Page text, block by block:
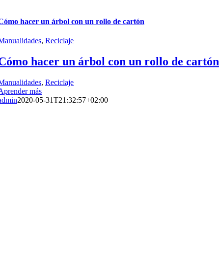
hacer un árbol con un rollo de cartón
, Reciclaje
hacer un árbol con un rollo de cartón
, Reciclaje
más
2020-05-31T21:32:57+02:00